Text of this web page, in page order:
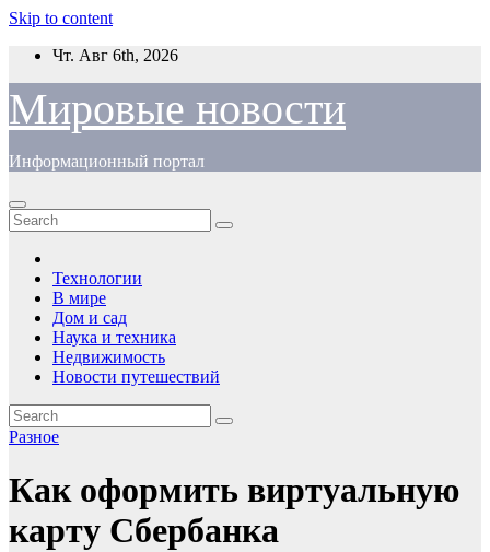
Skip to content
Чт. Авг 6th, 2026
Мировые новости
Информационный портал
Технологии
В мире
Дом и сад
Наука и техника
Недвижимость
Новости путешествий
Разное
Как оформить виртуальную
карту Сбербанка